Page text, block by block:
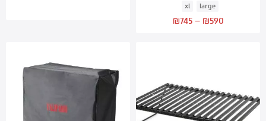
large
xl
₪590
–
₪745